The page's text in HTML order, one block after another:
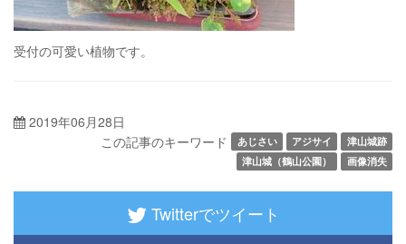
受付の可愛い植物です。
2019年06月28日
この記事のキーワード
あじさい アジサイ
津山城跡
津山城（鶴山公園）
画像消失
Twitterでツイート